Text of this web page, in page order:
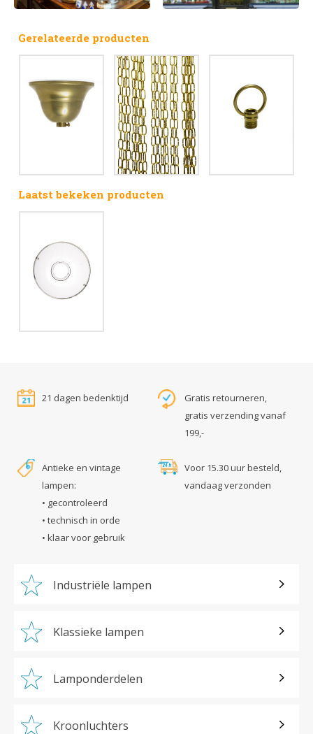
Gerelateerde producten
Laatst bekeken producten
21 dagen bedenktijd
Gratis retourneren,
gratis verzending vanaf
199,-
Antieke en vintage
lampen:
• gecontroleerd
• technisch in orde
• klaar voor gebruik
Voor 15.30 uur besteld,
vandaag verzonden
Industriële lampen
Klassieke lampen
Lamponderdelen
Kroonluchters